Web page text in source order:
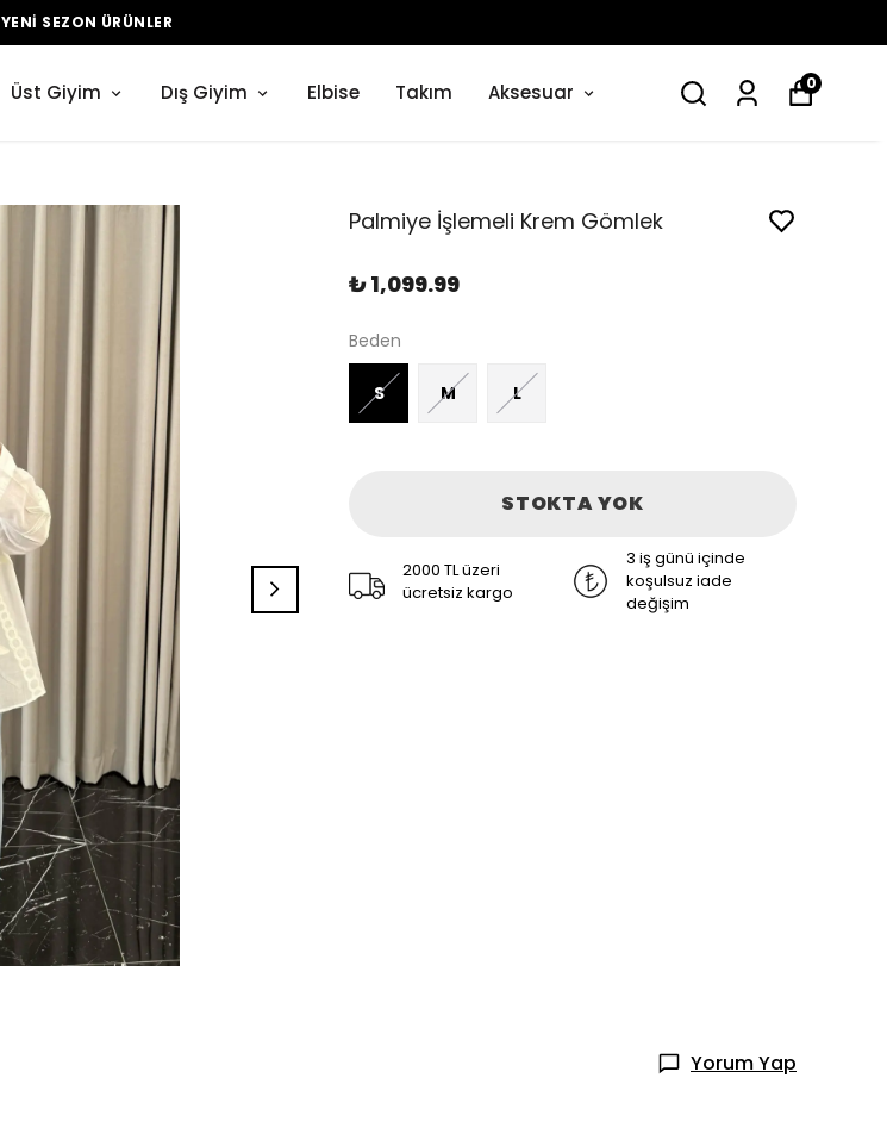
YENI SEZON ÜRÜNLER
Üst Giyim Dış Giyim Elbise Takım Aksesuar 0
Palmiye İşlemeli Krem Gömlek
₺ 1,099.99
Beden
S M L
STOKTA YOK
2000 TL üzeri
ücretsiz kargo
3 iş günü içinde
koşulsuz iade
değişim
Yorum Yap